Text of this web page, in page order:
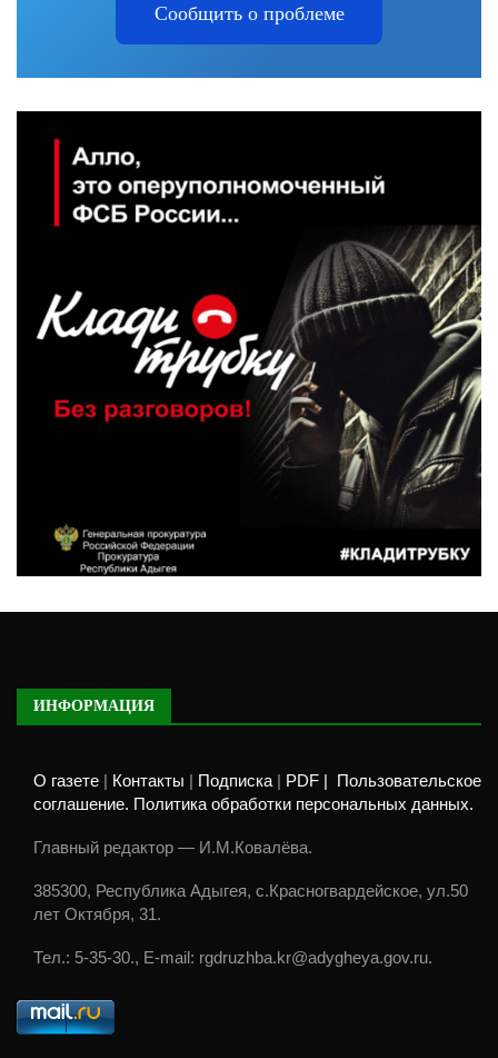
Сообщить о проблеме
ИНФОРМАЦИЯ
О газете Контакты Подписка PDF |
Пользовательское
соглашение. Политика обработки персональных данных.
Главный редактор — И.М.Ковалёва.
385300, Республика Адыгея, с.Красногвардейское, ул.50
лет Октября, 31.
Тел.: 5-35-30., E-mail: rgdruzhba.kr@adygheya.gov.ru.